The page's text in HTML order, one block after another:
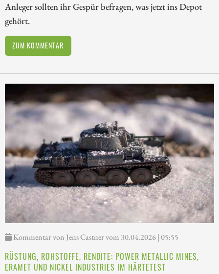
Anleger sollten ihr Gespür befragen, was jetzt ins Depot
gehört.
ZUM KOMMENTAR
Kommentar von Jens Castner vom 30.04.2026 | 05:55
RÜSTUNG, ROHSTOFFE, RENDITE: POWER METALLIC MINES,
ERAMET UND NICKEL INDUSTRIES IM HÄRTETEST